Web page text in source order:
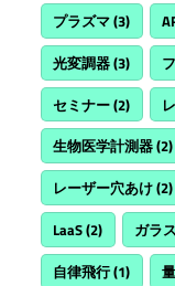
プラズマ(3)
光変調器(3)
セミナー(2)
生物医学計測器(2)
レーザー穴あけ(2)
LaaS(2) ガラ
自律飛行(1)